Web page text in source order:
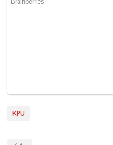
KPU